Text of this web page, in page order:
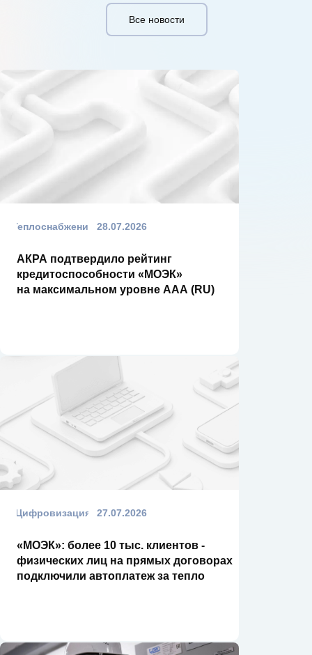
Все новости
АКРА подтвердило рейтинг
кредитоспособности «МОЭК»
на максимальном уровне AAА (RU)
28.07.2026
Теплоснабжение
«МОЭК»: более 10 тыс. клиентов -
физических лиц на прямых договорах
подключили автоплатеж за тепло
27.07.2026
Цифровизация